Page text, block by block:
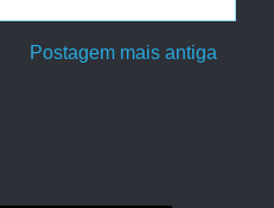
Postagem mais antiga